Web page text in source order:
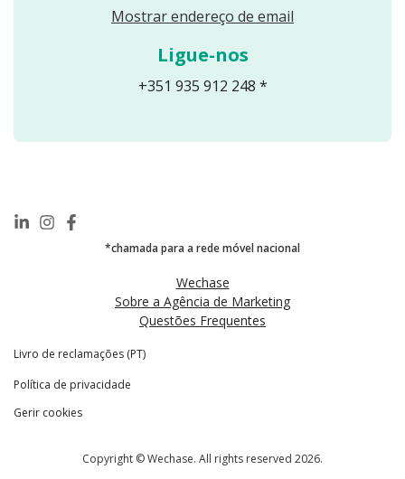
Mostrar endereço de email
Ligue-nos
+351 935 912 248 *
*chamada para a rede móvel nacional
Wechase
Sobre a Agência de Marketing
Questões Frequentes
Livro de reclamações (PT)
Política de privacidade
Gerir cookies
Copyright © Wechase. All rights reserved 2026.